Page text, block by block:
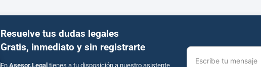
Resuelve tus dudas legales
Gratis, inmediato y sin registrarte
En Asesor.Legal tienes a tu disposición a nuestro asistente
Escribe tu mensaje